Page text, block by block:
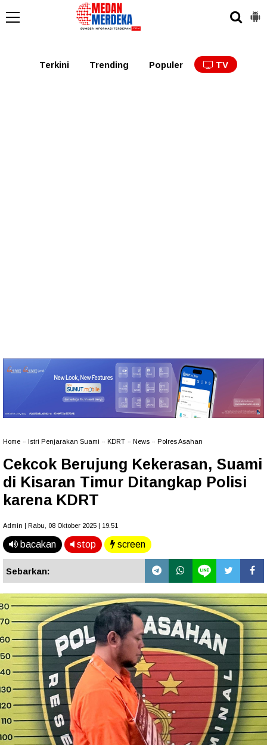
Tabagsel Tapanuli
Terkini Trending Populer TV
Home Istri Penjarakan Suami KDRT News Polres Asahan
Cekcok Berujung Kekerasan, Suami
di Kisaran Timur Ditangkap Polisi
karena KDRT
Admin | Rabu, 08 Oktober 2025 | 19.51
bacakan stop screen
Sebarkan: